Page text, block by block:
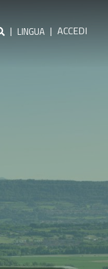
| LINGUA | ACCEDI